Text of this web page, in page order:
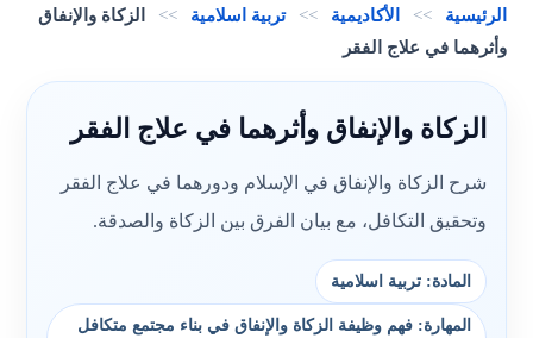
الرئيسية >> الأكاديمية >> تربية اسلامية >>
الزكاة والإنفاق
وأثرهما في علاج الفقر
الزكاة والإنفاق وأثرهما في علاج الفقر
شرح الزكاة والإنفاق في الإسلام ودورهما في علاج الفقر
وتحقيق التكافل، مع بيان الفرق بين الزكاة والصدقة.
المادة: تربية اسلامية
المهارة: فهم وظيفة الزكاة والإنفاق في بناء مجتمع متكافل